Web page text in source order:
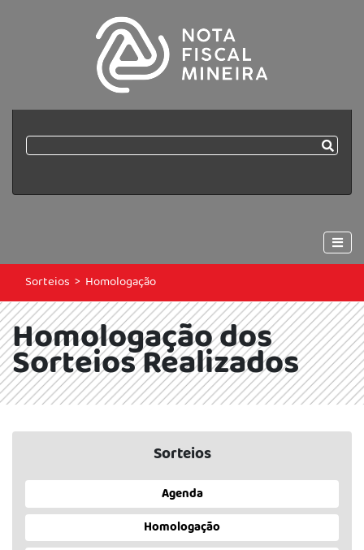
Sorteios > Homologação
Homologação dos
Sorteios Realizados
Sorteios
Agenda
Homologação